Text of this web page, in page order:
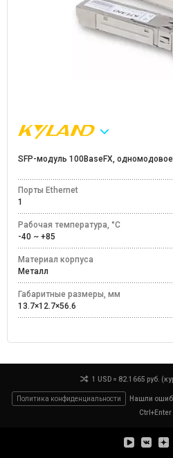
SFP-модуль 100BaseFX,
Порты Ethernet
1
Рабочая температура, °C
-40 ~ +85
Материал корпуса
Металл
Габаритные размеры, мм
13.7×12.7×56.6
1 USD = 82.1665 руб.
Политика конфиденциальности
Нашли
Ctrl+Enter